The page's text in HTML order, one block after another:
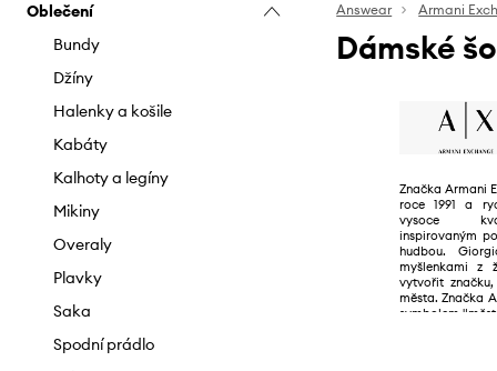
Oblečení
Bundy
Džíny
Halenky a košile
Kabáty
Kalhoty a legíny
Mikiny
Overaly
Plavky
Saka
Spodní prádlo
Answear Armani
Dámské
Značka Armani
roce 1991 a
vysoce
inspirovaným
hudbou.
myšlenkami z
vytvořit
města. Značka
symbolem